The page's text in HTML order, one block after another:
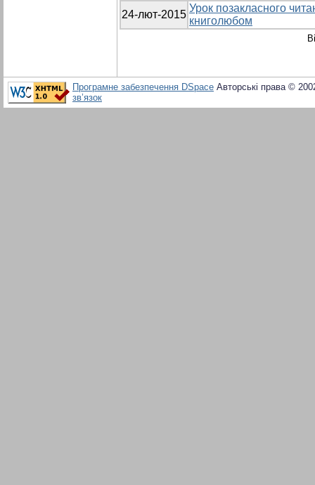
24-лют-2015
Урок позакласного
книголюбом
Програмне забезпечення DSpace Авторські права ©
зв’язок